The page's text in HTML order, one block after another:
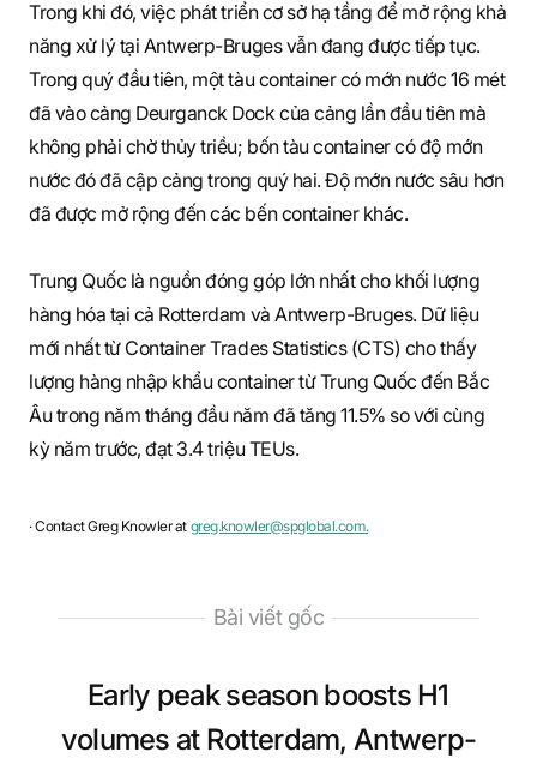
Trong khi đó, việc phát triển cơ sở hạ tầng để mở rộng khả
năng xử lý tại Antwerp-Bruges vẫn đang được tiếp tục.
Trong quý đầu tiên, một tàu container có mớn nước 16 mét
đã vào cảng Deurganck Dock của cảng lần đầu tiên mà
không phải chờ thủy triều; bốn tàu container có độ mớn
nước đó đã cập cảng trong quý hai. Độ mớn nước sâu hơn
đã được mở rộng đến các bến container khác.
Trung Quốc là nguồn đóng góp lớn nhất cho khối lượng
hàng hóa tại cả Rotterdam và Antwerp-Bruges. Dữ liệu
mới nhất từ Container Trades Statistics (CTS) cho thấy
lượng hàng nhập khẩu container từ Trung Quốc đến Bắc
Âu trong năm tháng đầu năm đã tăng 11.5% so với cùng
kỳ năm trước, đạt 3.4 triệu TEUs.
· Contact Greg Knowler at greg.knowler@spglobal.com.
Bài viết gốc
Early peak season boosts H1
volumes at Rotterdam, Antwerp-